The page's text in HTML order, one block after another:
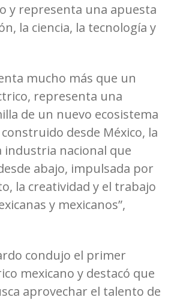
y representa una apuesta
la ciencia, la tecnología y
mucho más que un
representa una
de un nuevo ecosistema
desde México, la
industria nacional que
abajo, impulsada por
la creatividad y el trabajo
y mexicanos”,
condujo el primer
mexicano y destacó que
aprovechar el talento de